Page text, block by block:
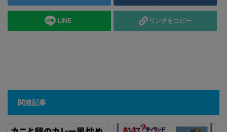
LINE リンクをコピー
関連記事